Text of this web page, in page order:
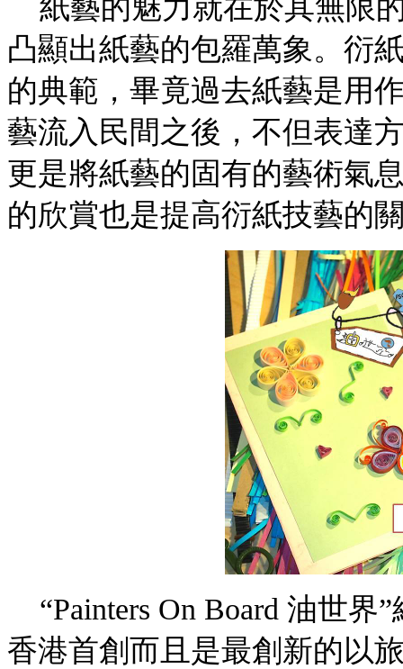
紙藝的魅力就在於其無限
凸顯出紙藝的包羅萬象。衍
的典範，畢竟過去紙藝是用
藝流入民間之後，不但表達
更是將紙藝的固有的藝術氣
的欣賞也是提高衍紙技藝的
“Painters On Board 油世
香港首創而且是最創新的以